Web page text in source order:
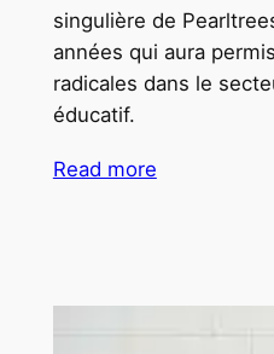
singulière de
années qui aura
radicales dans le
éducatif.
Read more